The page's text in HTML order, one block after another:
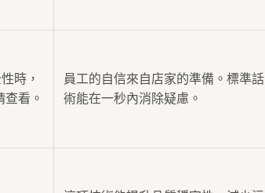
時，
看。
員工的自信來自店家的準備。標準話
術能在一秒內消除疑慮。